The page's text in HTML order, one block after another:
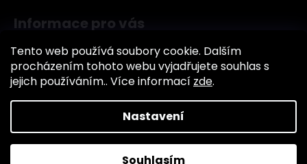
Tento web používá soubory cookie. Dalším
procházením tohoto webu vyjadřujete souhlas s
jejich používáním.. Více informací zde.
Nastavení
Souhlasím
ý
p
i
s
u
Informace pro vás
Jak nakupovat
Obchodní podmínky
Podmínky ochrany osobních údajů (GDPR)
Copyright 2026DILY-MORAVA.CZ. Všechna práva
Upravit nastavení cookies